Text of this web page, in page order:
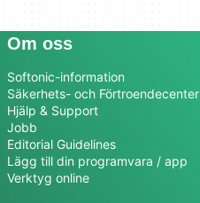
Om oss
Softonic-information
Säkerhets- och Förtroendecenter
Hjälp & Support
Jobb
Editorial Guidelines
Lägg till din programvara / app
Verktyg online